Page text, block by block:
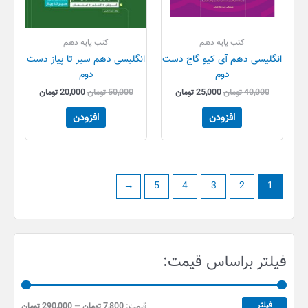
فیلتر براساس قیمت:
اا
کتب پایه دهم
انگلیسی دهم آی کیو گاج دست
دوم
40,000تومان25,000تومان
افزودن
کتب پایه دهم
انگلیسی دهم سیر تا پیاز دست
دوم
50,000تومان20,000تومان
افزودن
1
2
3
4
5
←